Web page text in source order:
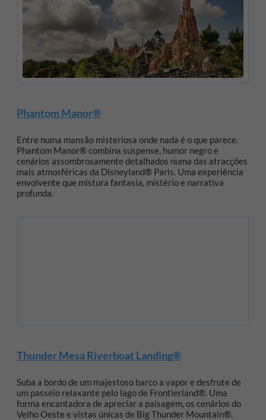
Phantom Manor®
Entre numa mansão misteriosa onde nada é o que parece.
Phantom Manor® combina suspense, humor negro e
cenários assombrosamente detalhados numa das atracções
mais atmosféricas da Disneyland® Paris. Uma experiência
envolvente que mistura fantasia, mistério e narrativa
profunda.
Thunder Mesa Riverboat Landing®
Suba a bordo de um majestoso barco a vapor e desfrute de
um passeio relaxante pelo lago de Frontierland®. Uma
forma encantadora de apreciar a paisagem, os cenários do
Velho Oeste e vistas únicas de Big Thunder Mountain®.